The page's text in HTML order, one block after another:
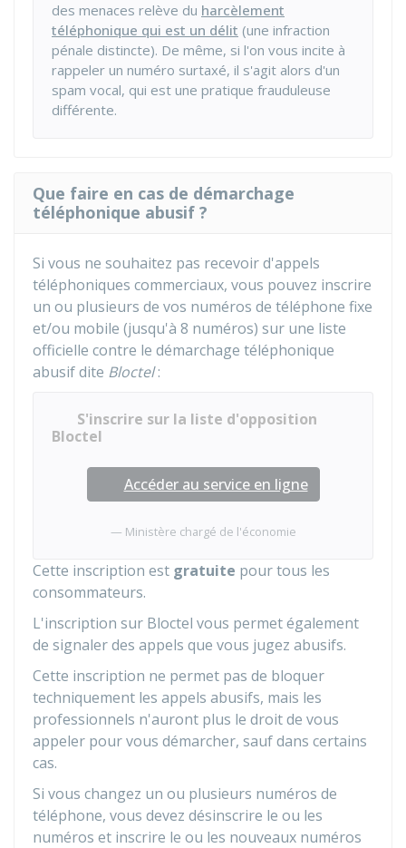
des menaces relève du harcèlement
téléphonique qui est un délit (une infraction
pénale distincte). De même, si l'on vous incite à
rappeler un numéro surtaxé, il s'agit alors d'un
spam vocal, qui est une pratique frauduleuse
différente.
Que faire en cas de démarchage
téléphonique abusif ?
Si vous ne souhaitez pas recevoir d'appels
téléphoniques commerciaux, vous pouvez inscrire
un ou plusieurs de vos numéros de téléphone fixe
et/ou mobile (jusqu'à 8 numéros) sur une liste
officielle contre le démarchage téléphonique
abusif dite Bloctel:
S'inscrire sur la liste d'opposition
Bloctel
Accéder au service en ligne
Ministère chargé de l'économie
Cette inscription est gratuite pour tous les
consommateurs.
L'inscription sur Bloctel vous permet également
de signaler des appels que vous jugez abusifs.
Cette inscription ne permet pas de bloquer
techniquement les appels abusifs, mais les
professionnels n'auront plus le droit de vous
appeler pour vous démarcher, sauf dans certains
cas.
Si vous changez un ou plusieurs numéros de
téléphone, vous devez désinscrire le ou les
numéros et inscrire le ou les nouveaux numéros